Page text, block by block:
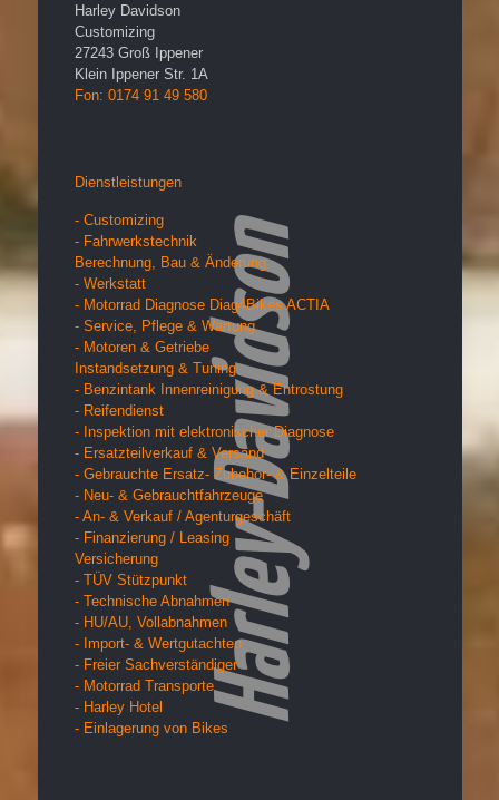
Harley Davidson
Customizing
27243 Groß Ippener
Klein Ippener Str. 1A
Fon: 0174 91 49 580
Dienstleistungen
- Customizing
- Fahrwerkstechnik
Berechnung, Bau & Änderung
- Werkstatt
- Motorrad Diagnose Diag4Bikes ACTIA
- Service, Pflege & Wartung
- Motoren & Getriebe
Instandsetzung & Tuning
- Benzintank Innenreinigung & Entrostung
- Reifendienst
- Inspektion mit elektronischer Diagnose
- Ersatzteilverkauf & Versand
- Gebrauchte Ersatz- Zubehör- & Einzelteile
- Neu- & Gebrauchtfahrzeuge
- An- & Verkauf / Agenturgeschäft
- Finanzierung / Leasing
Versicherung
- TÜV Stützpunkt
- Technische Abnahmen
- HU/AU, Vollabnahmen
- Import- & Wertgutachten
- Freier Sachverständiger
- Motorrad Transporte
- Harley Hotel
- Einlagerung von Bikes